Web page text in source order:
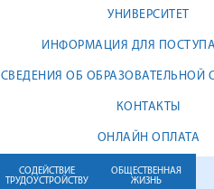
УНИВЕРСИТЕТ
ИНФОРМАЦИЯ ДЛЯ
СВЕДЕНИЯ ОБ ОБРАЗОВАТЕЛЬНОЙ
КОНТАКТЫ
ОНЛАЙН ОПЛАТА
СОДЕЙСТВИЕ
ТРУДОУСТРОЙСТВУ
ОБЩЕСТВЕННАЯ
ЖИЗНЬ